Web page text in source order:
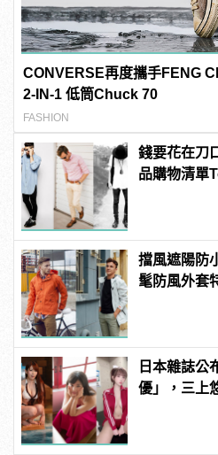
CONVERSE再度攜手FENG
2-IN-1 低筒Chuck 70
FASHION
錢要花在刀
品購物清單
擋風遮陽防
髦防風外套
日本雜誌公
優」，三上